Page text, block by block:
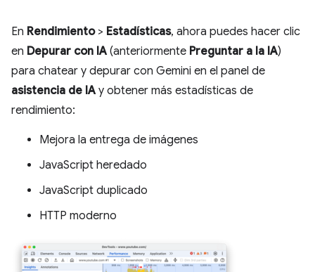
En Rendimiento> Estadísticas, ahora puedes hacer clic
en Depurar con IA (anteriormente Preguntar a la IA)
para chatear y depurar con Gemini en el panel de
asistencia de IA y obtener más estadísticas de
rendimiento:
Mejora la entrega de imágenes
JavaScript heredado
JavaScript duplicado
HTTP moderno